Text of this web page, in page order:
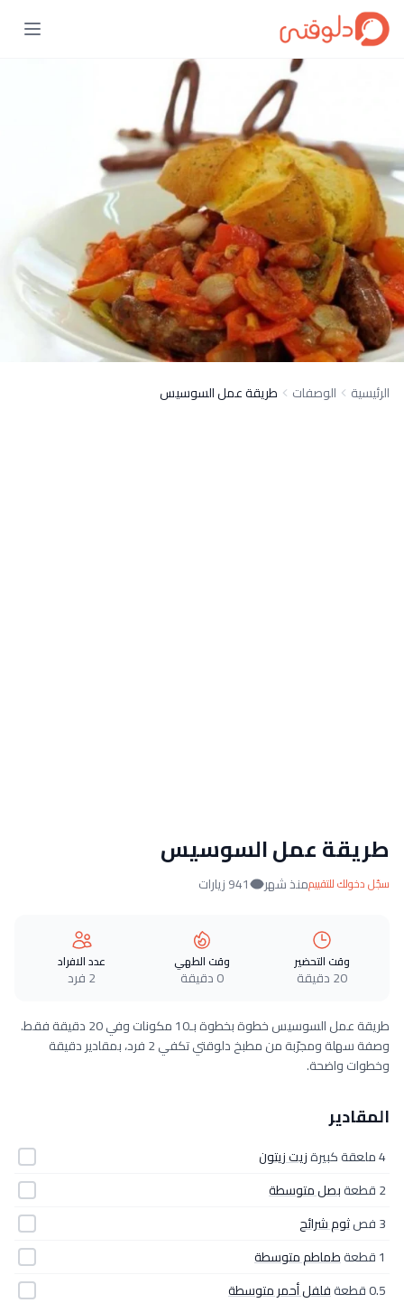
الرئيسية الوصفات طريقة عمل السوسيس
طريقة عمل السوسيس
سجّل دخولك للتقييممنذ شهر 941 زيارات
وقت التحضير
20 دقيقة
وقت الطهي
0 دقيقة
عدد الافراد
2 فرد
طريقة عمل السوسيس خطوة بخطوة بـ10 مكونات وفي 20 دقيقة فقط.
وصفة سهلة ومجرّبة من مطبخ دلوقتي تكفي 2 فرد، بمقادير دقيقة
وخطوات واضحة.
المقادير
4 ملعقة كبيرة
زيت زيتون
2 قطعة
بصل متوسطة
3 فص
ثوم شرائح
1 قطعة
طماطم متوسطة
0.5 قطعة
فلفل أحمر متوسطة